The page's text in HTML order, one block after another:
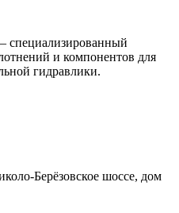
и компонентов для
гидравлики.
Берёзовское шоссе, дом